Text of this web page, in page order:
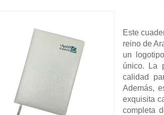
Este
reino de
un
único. La
calidad
Además,
exquisita
completa